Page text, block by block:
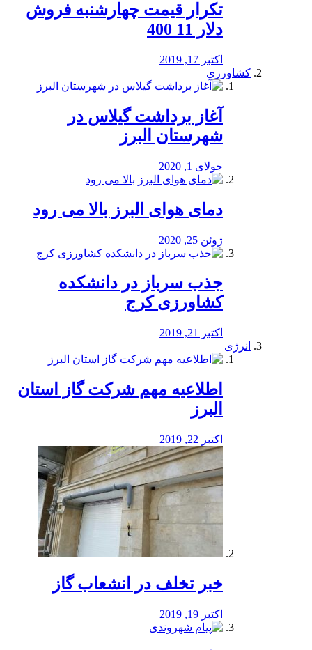
تکرار قیمت چهارشنبه فروش
دلار 11 400
اکتبر 17, 2019
کشاورزی
آغاز برداشت گیلاس در
شهرستان البرز
جولای 1, 2020
دمای هوای البرز بالا می رود
ژوئن 25, 2020
جذب سرباز در دانشکده
کشاورزی کرج
اکتبر 21, 2019
انرژی
️اطلاعیه مهم شرکت گاز استان
البرز
اکتبر 22, 2019
خبر تخلف در انشعاب گاز
اکتبر 19, 2019